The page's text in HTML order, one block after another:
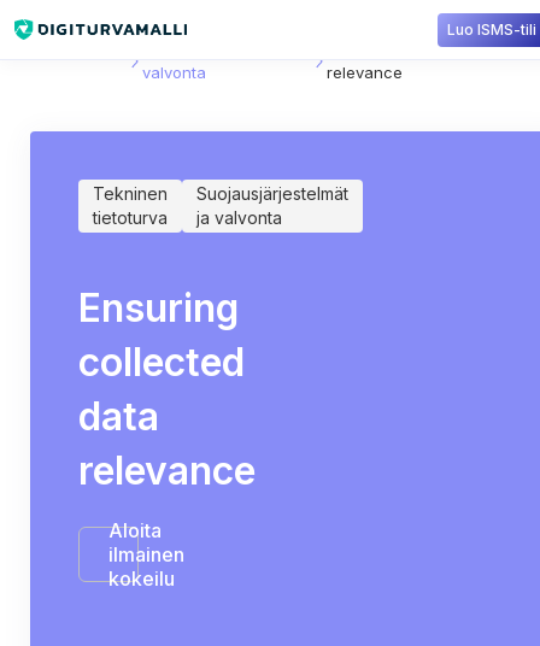
Luo ISMS-tili
valvonta
Ensuring collected data
relevance
Tekninen
tietoturva
Suojausjärjestelmät
ja valvonta
Ensuring
collected
data
relevance
Aloita
ilmainen
kokeilu